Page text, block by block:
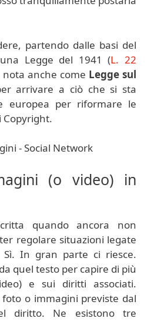
partendo dalle basi del
Legge del 1941 (L. 22
nota anche come Legge sul
arrivare a ciò che si sta
europea per riformare le
(o video) in
quando ancora non
regolare situazioni legate
Sì. In gran parte ci riesce.
quel testo per capire di più
e sui diritti associati.
o immagini previste dal
diritto. Ne esistono tre